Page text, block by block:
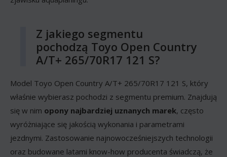
Z jakiego segmentu
pochodzą Toyo Open Country
A/T+ 265/70R17 121 S?
Model Toyo Open Country A/T+ 265/70R17 121 S, który
właśnie wybierasz pochodzi z segmentu premium. Znajdują
się w nim opony najbardziej uznanych marek, często
wyróżniające się jakością wykonania i parametrami
jezdnymi. Zastosowanie najnowocześniejszych technologii
oraz budowane latami know-how producenta świadczą, że